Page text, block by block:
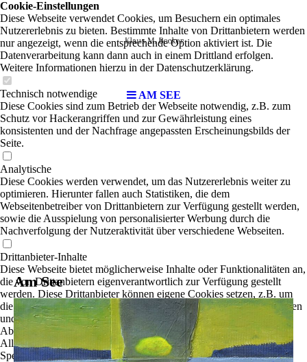
AM SEE
Am See
Cookie-Einstellungen
Diese Webseite verwendet Cookies, um Besuchern ein optimales
Nutzererlebnis zu bieten. Bestimmte Inhalte von Drittanbietern werden
nur angezeigt, wenn die entsprechende Option aktiviert ist. Die
Datenverarbeitung kann dann auch in einem Drittland erfolgen.
Weitere Informationen hierzu in der Datenschutzerklärung.
Technisch notwendige
Diese Cookies sind zum Betrieb der Webseite notwendig, z.B. zum
Schutz vor Hackerangriffen und zur Gewährleistung eines
konsistenten und der Nachfrage angepassten Erscheinungsbilds der
Seite.
Analytische
Diese Cookies werden verwendet, um das Nutzererlebnis weiter zu
optimieren. Hierunter fallen auch Statistiken, die dem
Webseitenbetreiber von Drittanbietern zur Verfügung gestellt werden,
sowie die Ausspielung von personalisierter Werbung durch die
Nachverfolgung der Nutzeraktivität über verschiedene Webseiten.
Drittanbieter-Inhalte
Diese Webseite bietet möglicherweise Inhalte oder Funktionalitäten an,
die von Drittanbietern eigenverantwortlich zur Verfügung gestellt
werden. Diese Drittanbieter können eigene Cookies setzen, z.B. um
die Nutzeraktivität zu verfolgen oder ihre Angebote zu personalisieren
und zu optimieren.
Ablehnen
Alle akzeptieren
Speichern